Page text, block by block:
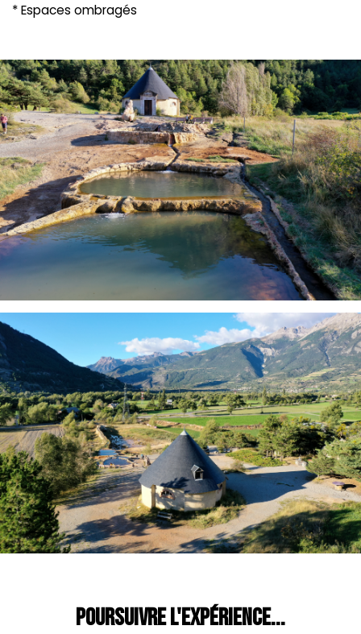
* Espaces ombragés
Poursuivre l'expérience...